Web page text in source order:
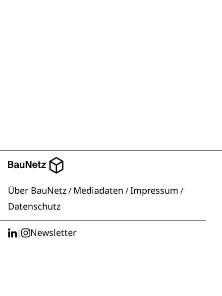
Über BauNetz/ Mediadaten /Impressum /
Datenschutz
| Newsletter